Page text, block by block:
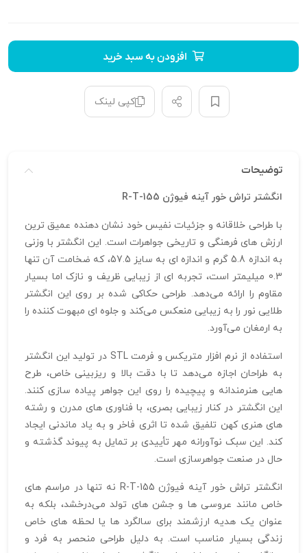
افزودن به سبد خرید
کپی لینک
توضیحات
انگشتر تراش خور آینه فیوژن R-T-155
با طراحی خلاقانه و جزئیات نفیس خود نشان‌ دهنده عمیق‌ ترین
ارزش‌ های فرهنگی و تاریخی جواهرات است. این انگشتر با وزنی
به اندازه 5.8 گرم و اندازه‌ ای به سایز 57.5، که ضخامت آن تنها
0.3 میلیمتر است، تجربه‌ ای از زیبایی ظریف و نازک اما بسیار
مقاوم را ارائه می‌دهد. طراحی حکاکی شده بر روی این انگشتر
طلایی نور را به زیبایی منعکس می‌کند و جلوه‌ ای مبهوت‌ کننده را
به ارمغان می‌آورد.
استفاده از نرم‌ افزار متریکس و فرمت STL در تولید این انگشتر
به طراحان اجازه می‌دهد تا با دقت بالا و ریزبینی خاص، طرح‌
هایی هنرمندانه و پیچیده را روی این جواهر پیاده‌ سازی کنند.
این انگشتر در کنار زیبایی بصری، با فناوری‌ های مدرن و رشته‌
های هنری کهن تلفیق شده تا اثری فاخر و به یاد ماندنی ایجاد
کند. این سبک نوآورانه مهر تأییدی بر تمایل به پیوند گذشته و
حال در صنعت جواهرسازی است.
انگشتر تراش خور آینه فیوژن R-T-155 نه تنها در مراسم‌ های
خاص مانند عروسی‌ ها و جشن‌ های تولد می‌درخشد، بلکه به
عنوان یک هدیه ارزشمند برای سالگرد ها یا لحظه‌ های خاص
زندگی بسیار مناسب است. به دلیل طراحی منحصر به فرد و